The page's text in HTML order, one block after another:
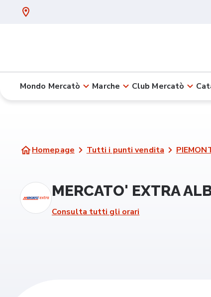
Mondo Mercatò Marche Club Mercatò
Homepage Tutti i punti vendita
MERCATO' EXTRA
Consulta tutti gli orari